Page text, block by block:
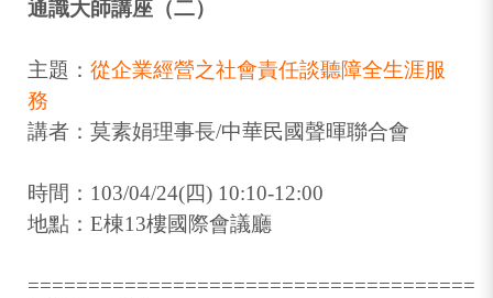
通識大師講座（二）
主題： 從企業經營之社會責任談聽障全生涯服
務
講者：莫素娟理事長/中華民國聲暉聯合會
時間：103/04/24(四) 10:10-12:00
地點：E棟13樓國際會議廳
=====================================